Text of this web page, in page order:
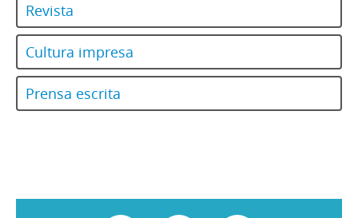
EV - Eva
H - Hoy (Magazine)
LG - La Gironda
LP - La Prensa
OFNPL - Órgano Oficial del Frente Nacionalista Patria y Libertad
Revista
Cultura impresa
Prensa escrita